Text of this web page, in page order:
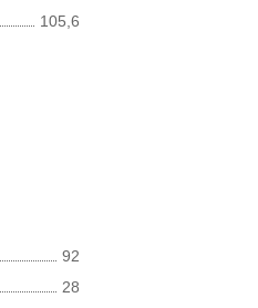
105,6
92
28